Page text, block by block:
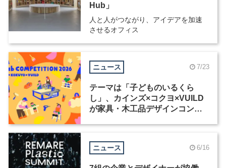
Hub」
人と人がつながり、アイデアを加速
させるオフィス
ニュース 7/23
テーマは「子どものいるくら
し」、カインズ×コクヨ×VUILD
が家具・木工品デザインコンペ
ニュース 6/16